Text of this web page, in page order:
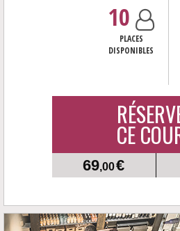
10
PLACES
DISPONIBLES
CE
69,00€